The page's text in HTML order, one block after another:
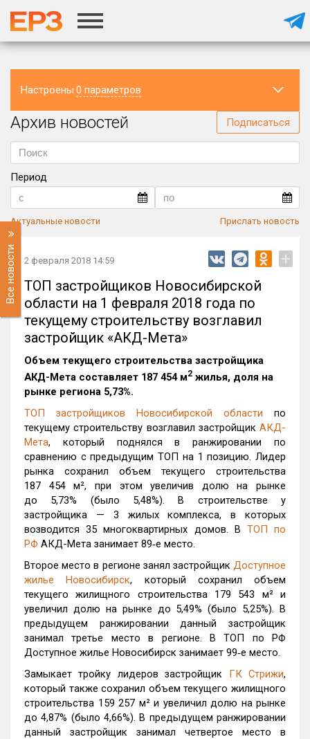
Настроены 0 параметров
Регион
Архив новостей Подписаться
Период
Актуальные новости Прислать новость
Все новости 2 февраля 2018 14:59 +
ТОП застройщиков Новосибирской
области на 1 февраля 2018 года по
текущему строительству возглавил
застройщик «АКД-Мета»
Объем текущего строительства застройщика
АКД-Мета составляет 187 454 м2 жилья, доля на
рынке региона 5,73%.
ТОП застройщиков Новосибирской области по
текущему строительству возглавил застройщик АКД-
Мета, который поднялся в ранжировании по
сравнению с предыдущим ТОП на 1 позицию. Лидер
рынка сохранил объем текущего строительства
187 454 м², при этом увеличив долю на рынке
до 5,73% (было 5,48%). В строительстве у
застройщика — 3 жилых комплекса, в которых
возводится 35 многоквартирных домов. В ТОП по
РФ АКД-Мета занимает 89‑е место.
Второе место в регионе занял застройщик Доступное
жилье Новосибирск, который сохранил объем
текущего жилищного строительства 179 543 м² и
увеличил долю на рынке до 5,49% (было 5,25%). В
предыдущем ранжировании данный застройщик
занимал третье место в регионе. В ТОП по РФ
Доступное жилье Новосибирск занимает 99‑е место.
Замыкает тройку лидеров застройщик ГК Стрижи,
который также сохранил объем текущего жилищного
строительства 159 257 м² и увеличил долю на рынке
до 4,87% (было 4,66%). В предыдущем ранжировании
данный застройщик занимал четвертое место в